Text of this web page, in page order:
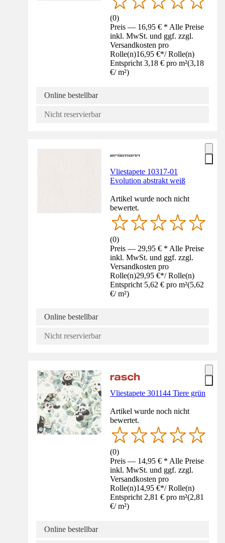
(0)
Preis — 16,95 € * Alle Preise
inkl. MwSt. und ggf. zzgl.
Versandkosten pro
Rolle(n)16,95 €*/ Rolle(n)
Entspricht 3,18 € pro m²(3,18
€/ m²)
Online bestellbar
Nicht reservierbar
Vliestapete 10317-01
Evolution abstrakt weiß
Artikel wurde noch nicht
bewertet.
(0)
Preis — 29,95 € * Alle Preise
inkl. MwSt. und ggf. zzgl.
Versandkosten pro
Rolle(n)29,95 €*/ Rolle(n)
Entspricht 5,62 € pro m²(5,62
€/ m²)
Online bestellbar
Nicht reservierbar
Vliestapete 301144 Tiere grün
Artikel wurde noch nicht
bewertet.
(0)
Preis — 14,95 € * Alle Preise
inkl. MwSt. und ggf. zzgl.
Versandkosten pro
Rolle(n)14,95 €*/ Rolle(n)
Entspricht 2,81 € pro m²(2,81
€/ m²)
Online bestellbar